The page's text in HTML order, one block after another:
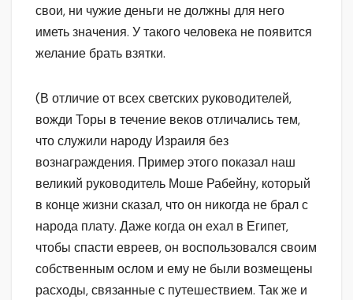
свои, ни чужие деньги не должны для него
иметь значения. У такого человека не появится
желание брать взятки.
(В отличие от всех светских руководителей,
вожди Торы в течение веков отличались тем,
что служили народу Израиля без
вознаграждения. Пример этого показал наш
великий руководитель Моше Рабейну, который
в конце жизни сказал, что он никогда не брал с
народа плату. Даже когда он ехал в Египет,
чтобы спасти евреев, он воспользовался своим
собственным ослом и ему не были возмещены
расходы, связанные с путешествием. Так же и